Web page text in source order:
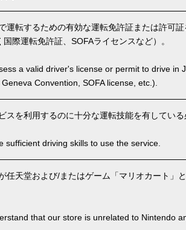
運転するための有効な運転免許証または許可
際運転免許証、SOFAライセンスなど）。
a valid driver's license or permit to drive in
Convention, SOFA license, etc.).
スを利用するのに十分な運転技能を有している
sufficient driving skills to use the service.
任天堂および/またはゲーム「マリオカート」
that our store is unrelated to Nintendo